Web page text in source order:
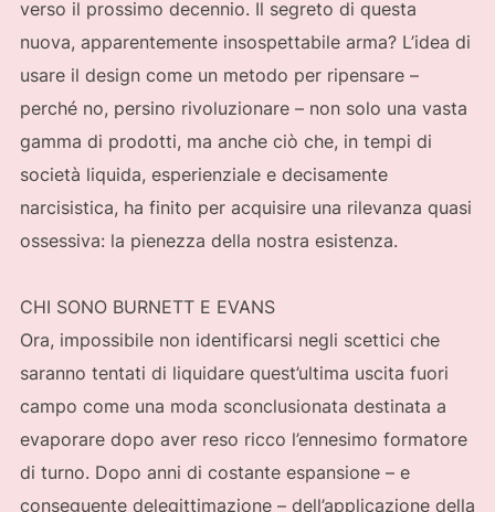
verso il prossimo decennio. Il segreto di questa
nuova, apparentemente insospettabile arma? L’idea di
usare il design come un metodo per ripensare –
perché no, persino rivoluzionare – non solo una vasta
gamma di prodotti, ma anche ciò che, in tempi di
società liquida, esperienziale e decisamente
narcisistica, ha finito per acquisire una rilevanza quasi
ossessiva: la pienezza della nostra esistenza.
CHI SONO BURNETT E EVANS
Ora, impossibile non identificarsi negli scettici che
saranno tentati di liquidare quest’ultima uscita fuori
campo come una moda sconclusionata destinata a
evaporare dopo aver reso ricco l’ennesimo formatore
di turno. Dopo anni di costante espansione – e
conseguente delegittimazione – dell’applicazione della